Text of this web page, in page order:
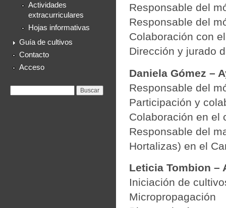
Actividades
extracurriculares
Hojas informativas
Guía de cultivos
Contacto
Acceso
Responsable del
Responsable del
Colaboración con
Dirección y jurado
Daniela Gómez –
Responsable del
Participación y
Colaboración en el
Responsable del
Hortalizas) en el
Leticia Tombion –
Iniciación de
Micropropagación